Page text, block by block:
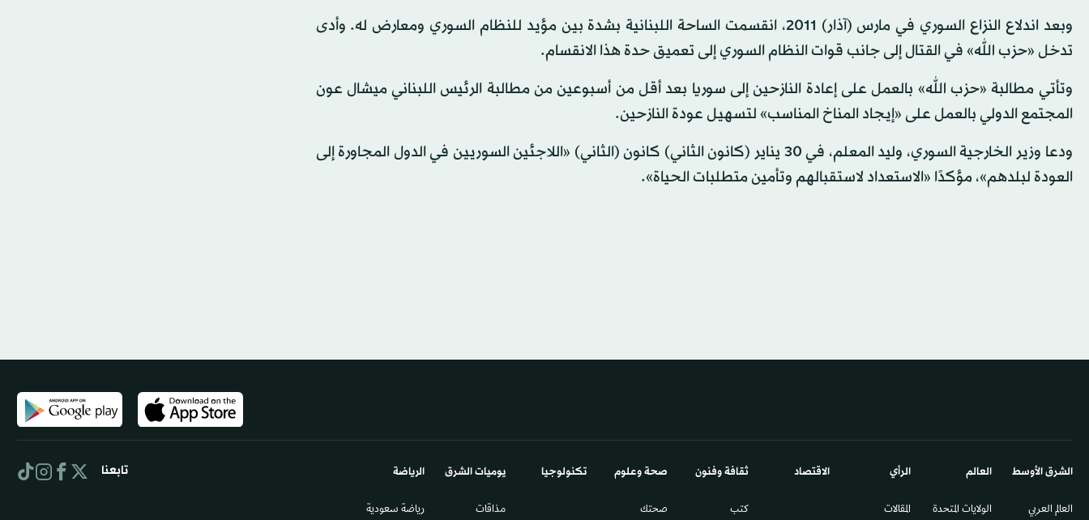
وبعد اندلاع النزاع السوري في مارس (آذار) 2011، انقسمت الساحة اللبنانية بشدة بين مؤيد للنظام السوري ومعارض له. وأدى
تدخل «حزب الله» في القتال إلى جانب قوات النظام السوري إلى تعميق حدة هذا الانقسام.
وتأتي مطالبة «حزب الله» بالعمل على إعادة النازحين إلى سوريا بعد أقل من أسبوعين من مطالبة الرئيس اللبناني ميشال عون
المجتمع الدولي بالعمل على «إيجاد المناخ المناسب» لتسهيل عودة النازحين.
ودعا وزير الخارجية السوري، وليد المعلم، في 30 يناير (كانون الثاني) كانون (الثاني) «اللاجئين السوريين في الدول المجاورة إلى
العودة لبلدهم»، مؤكدًا «الاستعداد لاستقبالهم وتأمين متطلبات الحياة».
الشرق الأوسط​
العالم العربي
العالم
الولايات المتحدة
الرأي
المقالات
الاقتصاد ثقافة وفنون
كتب
صحة وعلوم
صحتك
تكنولوجيا يوميات الشرق​
مذاقات
الرياضة
رياضة سعودية
تابعنا